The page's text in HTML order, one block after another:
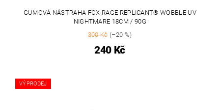
GUMOVÁ NÁSTRAHA FOX RAGE REPLICANT® WOBBLE UV
NIGHTMARE 18CM / 90G
300 Kč(–20 %)
240 Kč
VÝPRODEJ